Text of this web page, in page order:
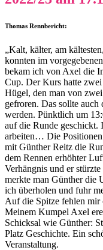
Thomas Rennbericht:
„Kalt, kälter, am
konnten im
bekam ich von Axel die
Cup. Der Kurs hatte
Hügel, den man von
gefroren. Das sollte auch
werden. Pünktlich um
auf die Runde geschickt.
arbeiten… Die
mit Günther Reitz die
dem Rennen erhöhter
Verhängnis und er
merkte man Günther die
ich überholen und fuhr
Auf die Spitze fehlen mir
Meinem Kumpel Axel
Schicksal wie Günther:
Platz Geschichte. Ein
Veranstaltung.